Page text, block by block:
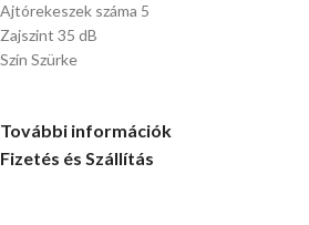
Ajtórekeszek száma 5
Zajszint 35 dB
Szín Szürke
További információk
Fizetés és Szállítás